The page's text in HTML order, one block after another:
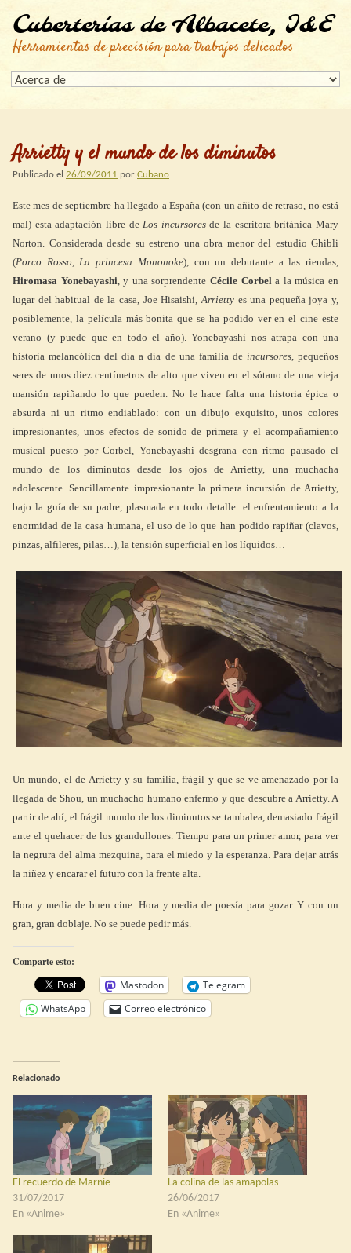
Cuberterías de Albacete, I&E
Herramientas de precisión para trabajos delicados
Arrietty y el mundo de los diminutos
Publicado el 26/09/2011 por Cubano
Este mes de septiembre ha llegado a España (con un añito de retraso, no está
mal) esta adaptación libre deLos incursoresde la escritora británica Mary
Norton. Considerada desde su estreno una obra menor del estudio Ghibli
(Porco Rosso, La princesa Mononoke), con un debutante a las riendas,
Hiromasa Yonebayashi, y una sorprendenteCécile Corbela la música en
lugar del habitual de la casa, Joe Hisaishi,Arriettyes una pequeña joya y,
posiblemente, la película más bonita que se ha podido ver en el cine este
verano (y puede que en todo el año). Yonebayashi nos atrapa con una
historia melancólica del día a día de una familia de incursores, pequeños
seres de unos diez centímetros de alto que viven en el sótano de una vieja
mansión rapiñando lo que pueden. No le hace falta una historia épica o
absurda ni un ritmo endiablado: con un dibujo exquisito, unos colores
impresionantes, unos efectos de sonido de primera y el acompañamiento
musical puesto por Corbel, Yonebayashi desgrana con ritmo pausado el
mundo de los diminutos desde los ojos de Arrietty, una muchacha
adolescente. Sencillamente impresionante la primera incursión de Arrietty,
bajo la guía de su padre, plasmada en todo detalle: el enfrentamiento a la
enormidad de la casa humana, el uso de lo que han podido rapiñar (clavos,
pinzas, alfileres, pilas…), la tensión superficial en los líquidos…
Un mundo, el de Arrietty y su familia, frágil y que se ve amenazado por la
llegada de Shou, un muchacho humano enfermo y que descubre a Arrietty. A
partir de ahí, el frágil mundo de los diminutos se tambalea, demasiado frágil
ante el quehacer de los grandullones. Tiempo para un primer amor, para ver
la negrura del alma mezquina, para el miedo y la esperanza. Para dejar atrás
la niñez y encarar el futuro con la frente alta.
Hora y media de buen cine. Hora y media de poesía para gozar. Y con un
gran, gran doblaje. No se puede pedir más.
Comparte esto:
Mastodon
Telegram
WhatsApp
Correo electrónico
Relacionado
El recuerdo de Marnie
31/07/2017
En «Anime»
La colina de las amapolas
26/06/2017
En «Anime»